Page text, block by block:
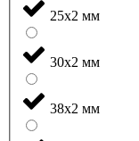
25x2 мм
30x2 мм
38x2 мм